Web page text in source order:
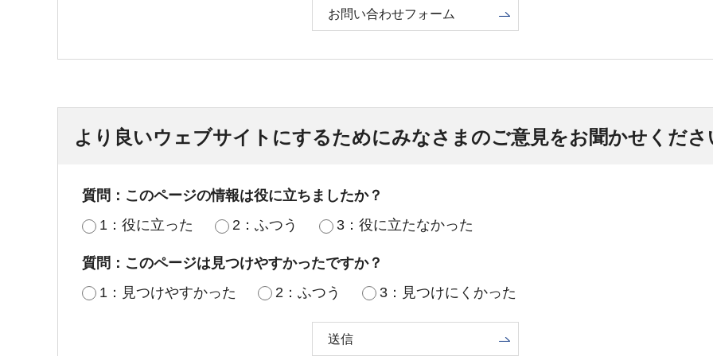
お問い合わせフォーム
より良いウェブサイトにするためにみなさまのご意見をお聞かせくださ
質問：このページの情報は役に立ちましたか？
1：役に立った
2：ふつう 3：役に立たなかった
質問：このページは見つけやすかったですか？
1：見つけやすかった
2：ふつう 3：見つけにくかった